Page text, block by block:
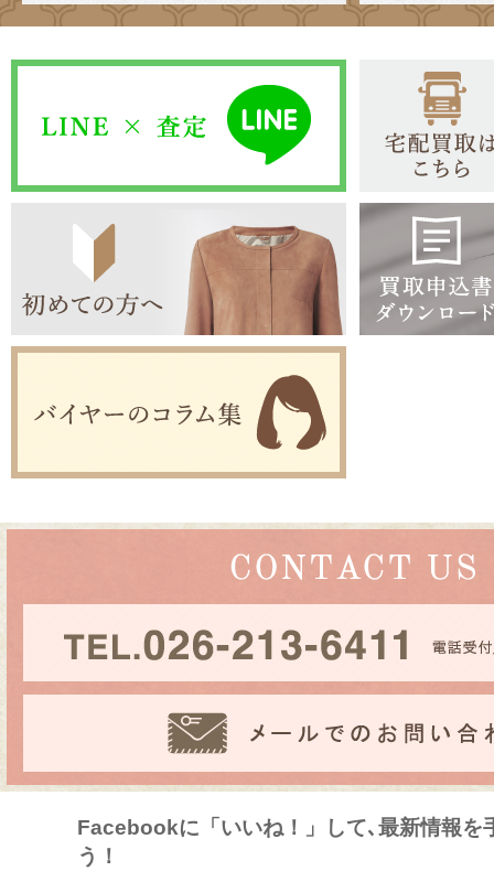
Facebookに「いいね！」して､最新情報を
う！